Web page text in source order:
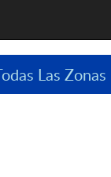
Las Zonas